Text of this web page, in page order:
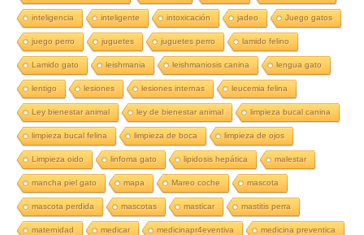
inteligencia inteligente intoxicación jadeo Juego gatos
juego perro juguetes juguetes perro lamido felino
Lamido gato leishmania leishmaniosis canina lengua gato
lentigo lesiones lesiones internas leucemia felina
Ley bienestar animal ley de bienestar animal limpieza bucal canina
limpieza bucal felina limpieza de boca limpieza de ojos
Limpieza oido linfoma gato lipidosis hepática malestar
mancha piel gato mapa Mareo coche mascota
mascota perdida mascotas masticar mastitis perra
maternidad medicar medicinapr4eventiva medicina preventica